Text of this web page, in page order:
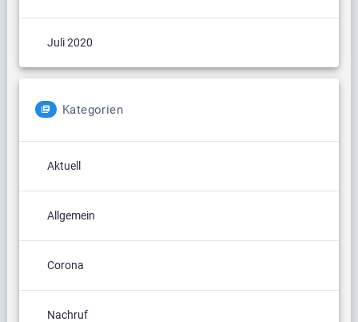
Juli 2020
Kategorien
Aktuell
Allgemein
Corona
Nachruf